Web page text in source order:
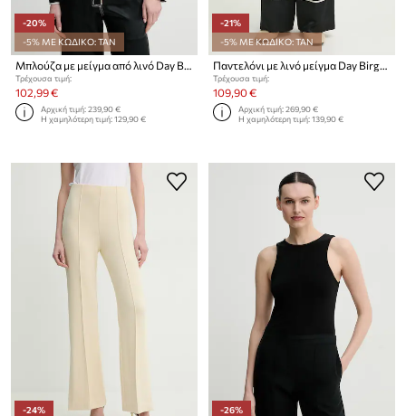
-20%
-5% ΜΕ ΚΩΔΙΚΟ: TAN
Μπλούζα με μείγμα από λινό Day Birger et Mikkelsen Baryl
Τρέχουσα τιμή:
102,99 €
Αρχική τιμή:239,90 €
Η χαμηλότερη τιμή:129,90 €
-21%
-5% ΜΕ ΚΩΔΙΚΟ: TAN
Παντελόνι με λινό μείγμα Day Birger et Mikkelsen Gianna
Τρέχουσα τιμή:
109,90 €
Αρχική τιμή:269,90 €
Η χαμηλότερη τιμή:139,90 €
-24%
-26%